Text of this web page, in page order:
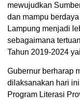
mewujudkan
dan mampu
Lampung menjadi
sebagaimana
Tahun 2019-2024
Gubernur berharap
dilaksanakan hari
Program Literasi